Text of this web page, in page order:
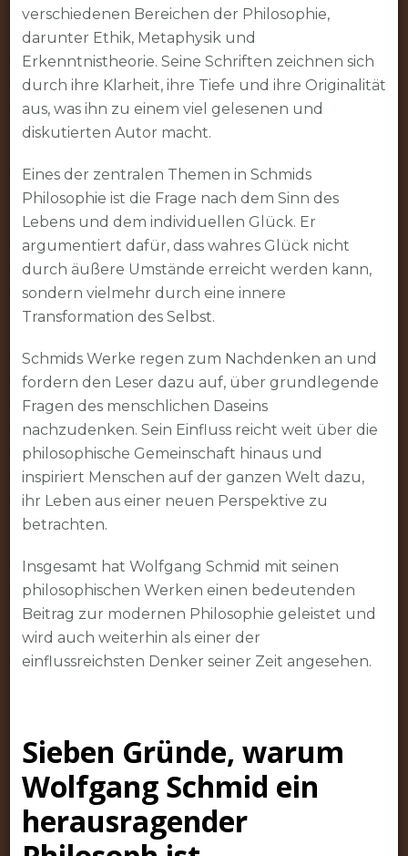
verschiedenen Bereichen der Philosophie,
darunter Ethik, Metaphysik und
Erkenntnistheorie. Seine Schriften zeichnen sich
durch ihre Klarheit, ihre Tiefe und ihre Originalität
aus, was ihn zu einem viel gelesenen und
diskutierten Autor macht.
Eines der zentralen Themen in Schmids
Philosophie ist die Frage nach dem Sinn des
Lebens und dem individuellen Glück. Er
argumentiert dafür, dass wahres Glück nicht
durch äußere Umstände erreicht werden kann,
sondern vielmehr durch eine innere
Transformation des Selbst.
Schmids Werke regen zum Nachdenken an und
fordern den Leser dazu auf, über grundlegende
Fragen des menschlichen Daseins
nachzudenken. Sein Einfluss reicht weit über die
philosophische Gemeinschaft hinaus und
inspiriert Menschen auf der ganzen Welt dazu,
ihr Leben aus einer neuen Perspektive zu
betrachten.
Insgesamt hat Wolfgang Schmid mit seinen
philosophischen Werken einen bedeutenden
Beitrag zur modernen Philosophie geleistet und
wird auch weiterhin als einer der
einflussreichsten Denker seiner Zeit angesehen.
Sieben Gründe, warum
Wolfgang Schmid ein
herausragender